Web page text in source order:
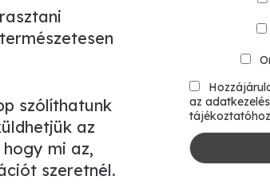
szólíthatunk
az
mi az,
szeretnél.
az